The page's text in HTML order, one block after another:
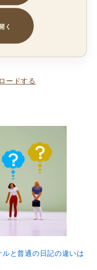
く
ードする
と普通の日記の違いは